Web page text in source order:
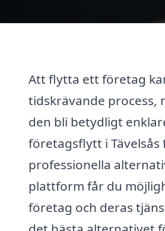
Att flytta ett företag
tidskrävande process,
den bli betydligt
företagsflytt i Tävelsås
professionella
plattform får du
företag och deras